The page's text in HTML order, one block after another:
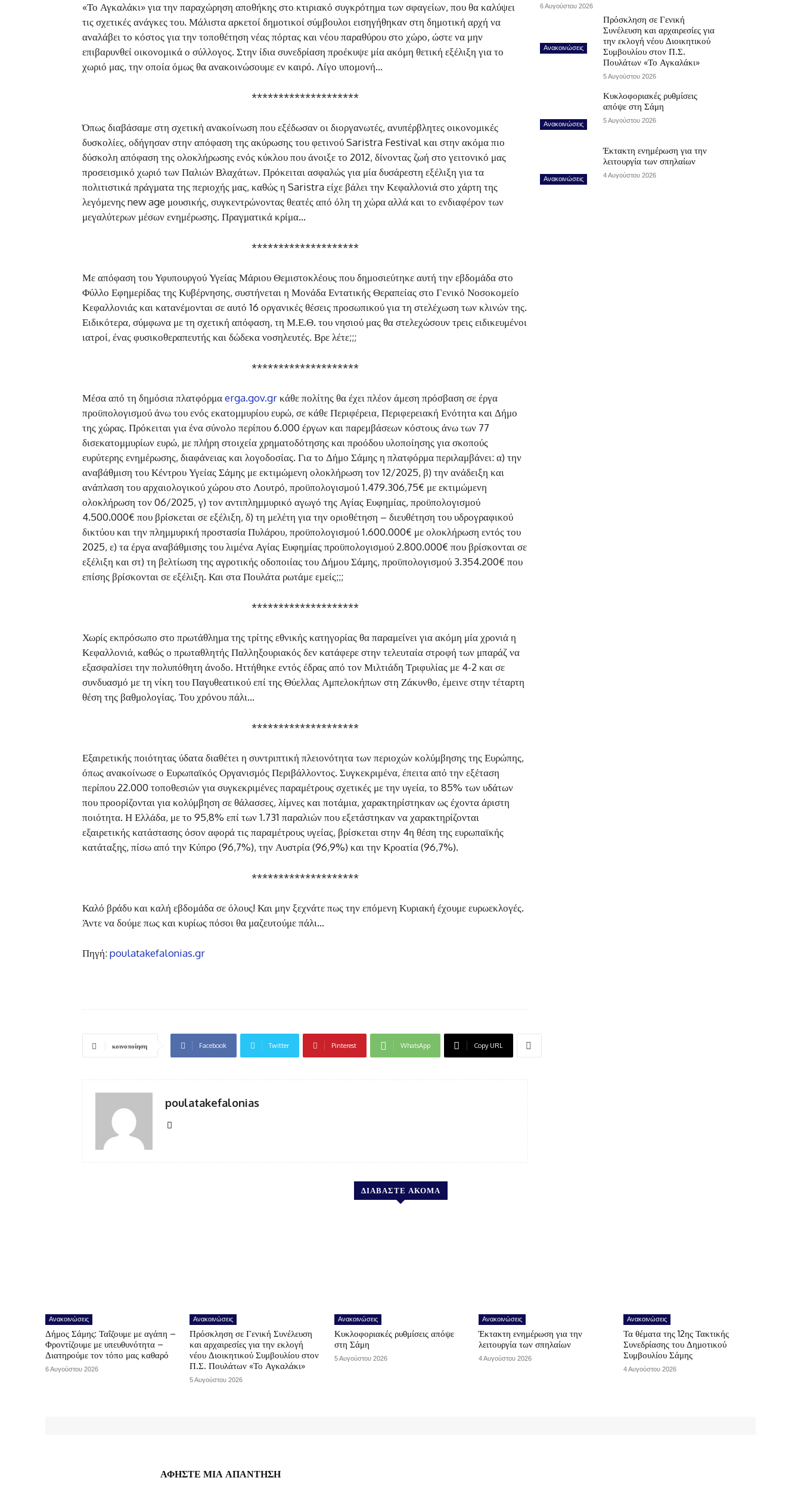
«Το Αγκαλάκι» για την παραχώρηση αποθήκης στο κτιριακό συγκρότημα των σφαγείων, που θα καλύψει
τις σχετικές ανάγκες του. Μάλιστα αρκετοί δημοτικοί σύμβουλοι εισηγήθηκαν στη δημοτική αρχή να
αναλάβει το κόστος για την τοποθέτηση νέας πόρτας και νέου παραθύρου στο χώρο, ώστε να μην
επιβαρυνθεί οικονομικά ο σύλλογος. Στην ίδια συνεδρίαση προέκυψε μία ακόμη θετική εξέλιξη για το
χωριό μας, την οποία όμως θα ανακοινώσουμε εν καιρό. Λίγο υπομονή…
********************
Όπως διαβάσαμε στη σχετική ανακοίνωση που εξέδωσαν οι διοργανωτές, ανυπέρβλητες οικονομικές
δυσκολίες, οδήγησαν στην απόφαση της ακύρωσης του φετινού Saristra Festival και στην ακόμα πιο
δύσκολη απόφαση της ολοκλήρωσης ενός κύκλου που άνοιξε το 2012, δίνοντας ζωή στο γειτονικό μας
προσεισμικό χωριό των Παλιών Βλαχάτων. Πρόκειται ασφαλώς για μία δυσάρεστη εξέλιξη για τα
πολιτιστικά πράγματα της περιοχής μας, καθώς η Saristra είχε βάλει την Κεφαλλονιά στο χάρτη της
λεγόμενης new age μουσικής, συγκεντρώνοντας θεατές από όλη τη χώρα αλλά και το ενδιαφέρον των
μεγαλύτερων μέσων ενημέρωσης. Πραγματικά κρίμα…
********************
Με απόφαση του Υφυπουργού Υγείας Μάριου Θεμιστοκλέους που δημοσιεύτηκε αυτή την εβδομάδα στο
Φύλλο Εφημερίδας της Κυβέρνησης, συστήνεται η Μονάδα Εντατικής Θεραπείας στο Γενικό Νοσοκομείο
Κεφαλλονιάς και κατανέμονται σε αυτό 16 οργανικές θέσεις προσωπικού για τη στελέχωση των κλινών της.
Ειδικότερα, σύμφωνα με τη σχετική απόφαση, τη Μ.Ε.Θ. του νησιού μας θα στελεχώσουν τρεις ειδικευμένοι
ιατροί, ένας φυσικοθεραπευτής και δώδεκα νοσηλευτές. Βρε λέτε;;;
********************
Μέσα από τη δημόσια πλατφόρμαerga.gov.grκάθε πολίτης θα έχει πλέον άμεση πρόσβαση σε έργα
προϋπολογισμού άνω του ενός εκατομμυρίου ευρώ, σε κάθε Περιφέρεια, Περιφερειακή Ενότητα και Δήμο
της χώρας. Πρόκειται για ένα σύνολο περίπου 6.000 έργων και παρεμβάσεων κόστους άνω των 77
δισεκατομμυρίων ευρώ, με πλήρη στοιχεία χρηματοδότησης και προόδου υλοποίησης για σκοπούς
ευρύτερης ενημέρωσης, διαφάνειας και λογοδοσίας. Για το Δήμο Σάμης η πλατφόρμα περιλαμβάνει: α) την
αναβάθμιση του Κέντρου Υγείας Σάμης με εκτιμώμενη ολοκλήρωση τον 12/2025, β) την ανάδειξη και
ανάπλαση του αρχαιολογικού χώρου στο Λουτρό, προϋπολογισμού 1.479.306,75€ με εκτιμώμενη
ολοκλήρωση τον 06/2025, γ) τον αντιπλημμυρικό αγωγό της Αγίας Ευφημίας, προϋπολογισμού
4.500.000€ που βρίσκεται σε εξέλιξη, δ) τη μελέτη για την οριοθέτηση – διευθέτηση του υδρογραφικού
δικτύου και την πλημμυρική προστασία Πυλάρου, προϋπολογισμού 1.600.000€ με ολοκλήρωση εντός του
2025, ε) τα έργα αναβάθμισης του λιμένα Αγίας Ευφημίας προϋπολογισμού 2.800.000€ που βρίσκονται σε
εξέλιξη και στ) τη βελτίωση της αγροτικής οδοποιίας του Δήμου Σάμης, προϋπολογισμού 3.354.200€ που
επίσης βρίσκονται σε εξέλιξη. Και στα Πουλάτα ρωτάμε εμείς;;;
********************
Χωρίς εκπρόσωπο στο πρωτάθλημα της τρίτης εθνικής κατηγορίας θα παραμείνει για ακόμη μία χρονιά η
Κεφαλλονιά, καθώς ο πρωταθλητής Παλληξουριακός δεν κατάφερε στην τελευταία στροφή των μπαράζ να
εξασφαλίσει την πολυπόθητη άνοδο. Ηττήθηκε εντός έδρας από τον Μιλτιάδη Τριφυλίας με 4-2 και σε
συνδυασμό με τη νίκη του Παγυθεατικού επί της Θύελλας Αμπελοκήπων στη Ζάκυνθο, έμεινε στην τέταρτη
θέση της βαθμολογίας. Του χρόνου πάλι…
********************
Εξαιρετικής ποιότητας ύδατα διαθέτει η συντριπτική πλειονότητα των περιοχών κολύμβησης της Ευρώπης,
όπως ανακοίνωσε ο Ευρωπαϊκός Οργανισμός Περιβάλλοντος. Συγκεκριμένα, έπειτα από την εξέταση
περίπου 22.000 τοποθεσιών για συγκεκριμένες παραμέτρους σχετικές με την υγεία, το 85% των υδάτων
που προορίζονται για κολύμβηση σε θάλασσες, λίμνες και ποτάμια, χαρακτηρίστηκαν ως έχοντα άριστη
ποιότητα. Η Ελλάδα, με το 95,8% επί των 1.731 παραλιών που εξετάστηκαν να χαρακτηρίζονται
εξαιρετικής κατάστασης όσον αφορά τις παραμέτρους υγείας, βρίσκεται στην 4η θέση της ευρωπαϊκής
κατάταξης, πίσω από την Κύπρο (96,7%), την Αυστρία (96,9%) και την Κροατία (96,7%).
********************
Καλό βράδυ και καλή εβδομάδα σε όλους! Και μην ξεχνάτε πως την επόμενη Κυριακή έχουμε ευρωεκλογές.
Άντε να δούμε πως και κυρίως πόσοι θα μαζευτούμε πάλι…
Πηγή:poulatakefalonias.gr
κοινοποίηση Facebook Twitter Pinterest WhatsApp Copy URL
poulatakefalonias
6 Αυγούστου 2026
Ανακοινώσεις
Πρόσκληση σε Γενική
Συνέλευση και αρχαιρεσίες για
την εκλογή νέου Διοικητικού
Συμβουλίου στον Π.Σ.
Πουλάτων «Το Αγκαλάκι»
5 Αυγούστου 2026
Ανακοινώσεις
Κυκλοφοριακές ρυθμίσεις
απόψε στη Σάμη
5 Αυγούστου 2026
Ανακοινώσεις
Έκτακτη ενημέρωση για την
λειτουργία των σπηλαίων
4 Αυγούστου 2026
ΔΙΑΒΑΣΤΕ ΑΚΟΜΑ
Ανακοινώσεις
Δήμος Σάμης: Ταΐζουμε με αγάπη –
Φροντίζουμε με υπευθυνότητα –
Διατηρούμε τον τόπο μας καθαρό
6 Αυγούστου 2026
Ανακοινώσεις
Πρόσκληση σε Γενική Συνέλευση
και αρχαιρεσίες για την εκλογή
νέου Διοικητικού Συμβουλίου στον
Π.Σ. Πουλάτων «Το Αγκαλάκι»
5 Αυγούστου 2026
Ανακοινώσεις
Κυκλοφοριακές ρυθμίσεις απόψε
στη Σάμη
5 Αυγούστου 2026
Ανακοινώσεις
Έκτακτη ενημέρωση για την
λειτουργία των σπηλαίων
4 Αυγούστου 2026
Ανακοινώσεις
Τα θέματα της 12ης Τακτικής
Συνεδρίασης του Δημοτικού
Συμβουλίου Σάμης
4 Αυγούστου 2026
ΑΦΗΣΤΕ ΜΙΑ ΑΠΑΝΤΗΣΗ